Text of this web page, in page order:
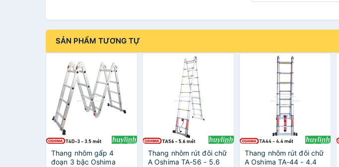
SẢN PHẨM TƯƠNG TỰ
Thang nhôm gấp 4
đoạn 3 bậc Oshima
Thang nhôm rút đôi chữ
A Oshima TA-56 - 5.6
Thang nhôm rút đôi chữ
A Oshima TA-44 - 4.4